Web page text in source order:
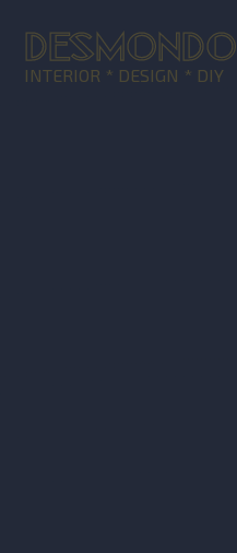
DESMONDO
INTERIOR * DESIGN * DIY